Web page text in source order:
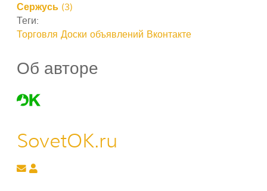
Сержусь (3)
Теги:
Торговля Доски объявлений Вконтакте
Об авторе
SovetOK.ru
Подписаться на обновление автора
SovetOK.ru